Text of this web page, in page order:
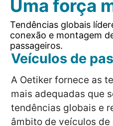
Uma força
Tendências globais
conexão e montagem
passageiros.
Veículos de
A Oetiker fornece as
mais adequadas que
tendências globais e
âmbito de veículos de